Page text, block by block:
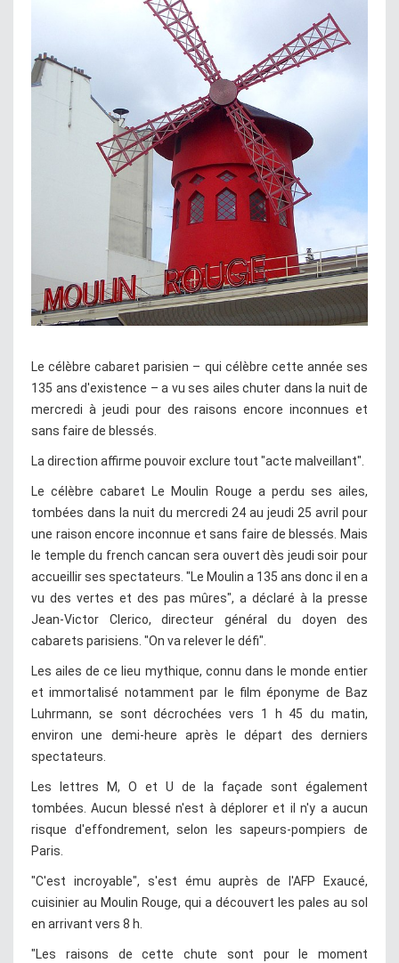
Le célèbre cabaret parisien – qui célèbre cette année ses
135 ans d'existence – a vu ses ailes chuter dans la nuit de
mercredi à jeudi pour des raisons encore inconnues et
sans faire de blessés.
La direction affirme pouvoir exclure tout "acte malveillant".
Le célèbre cabaret Le Moulin Rouge a perdu ses ailes,
tombées dans la nuit du mercredi 24 au jeudi 25 avril pour
une raison encore inconnue et sans faire de blessés. Mais
le temple du french cancan sera ouvert dès jeudi soir pour
accueillir ses spectateurs. "Le Moulin a 135 ans donc il en a
vu des vertes et des pas mûres", a déclaré à la presse
Jean-Victor Clerico, directeur général du doyen des
cabarets parisiens. "On va relever le défi".
Les ailes de ce lieu mythique, connu dans le monde entier
et immortalisé notamment par le film éponyme de Baz
Luhrmann, se sont décrochées vers 1 h 45 du matin,
environ une demi-heure après le départ des derniers
spectateurs.
Les lettres M, O et U de la façade sont également
tombées. Aucun blessé n'est à déplorer et il n'y a aucun
risque d'effondrement, selon les sapeurs-pompiers de
Paris.
"C'est incroyable", s'est ému auprès de l'AFP Exaucé,
cuisinier au Moulin Rouge, qui a découvert les pales au sol
en arrivant vers 8 h.
"Les raisons de cette chute sont pour le moment